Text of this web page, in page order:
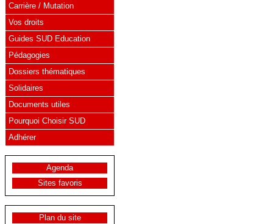
Carrière / Mutation
Vos droits
Guides SUD Education
Pédagogies
Dossiers thématiques
Solidaires
Documents utiles
Pourquoi Choisir SUD
Adhérer
Agenda
Sites favoris
Plan du site